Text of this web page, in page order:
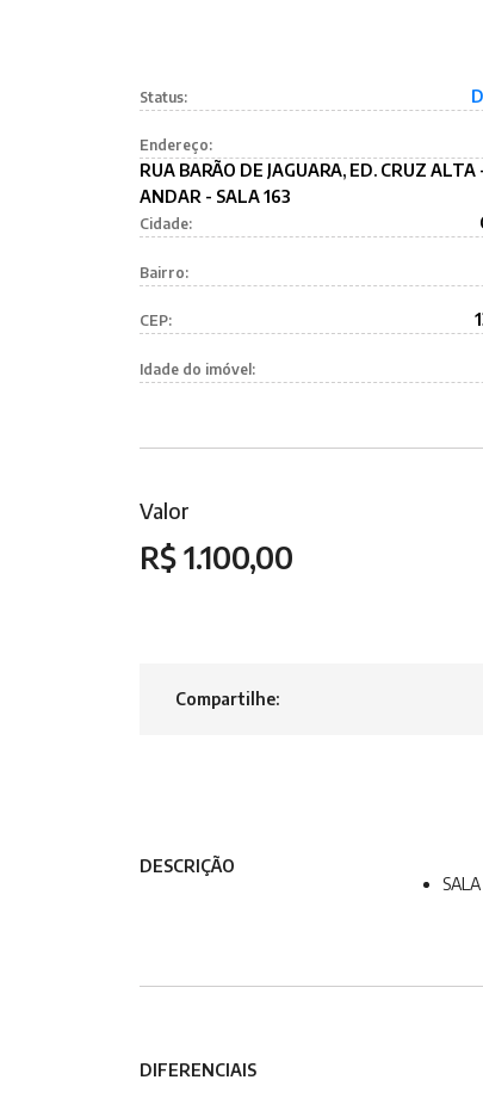
Status:
Endereço:
RUA BARÃO DE JAGUARA, ED. CRUZ ALTA
ANDAR - SALA 163
Cidade:
Bairro:
CEP:
Idade do imóvel:
Valor
R$ 1.100,00
Compartilhe:
DESCRIÇÃO
DIFERENCIAIS